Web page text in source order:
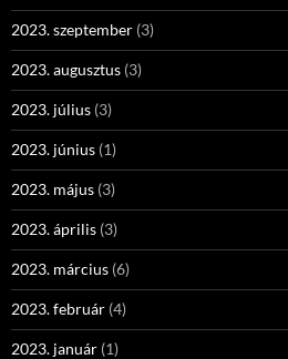
2023. szeptember (3)
2023. augusztus (3)
2023. július (3)
2023. június (1)
2023. május (3)
2023. április (3)
2023. március (6)
2023. február (4)
2023. január (1)